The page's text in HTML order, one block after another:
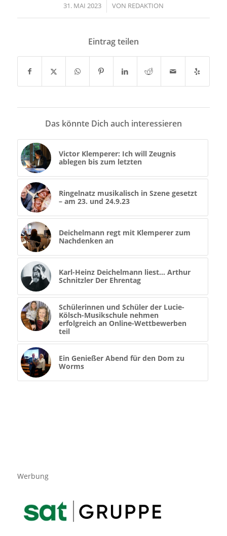
31. MAI 2023
/ VON REDAKTION
Eintrag teilen
Das könnte Dich auch interessieren
Victor Klemperer: Ich will Zeugnis
ablegen bis zum letzten
Ringelnatz musikalisch in Szene gesetzt
– am 23. und 24.9.23
Deichelmann regt mit Klemperer zum
Nachdenken an
Karl-Heinz Deichelmann liest… Arthur
Schnitzler Der Ehrentag
Schülerinnen und Schüler der Lucie-
Kölsch-Musikschule nehmen
erfolgreich an Online-Wettbewerben
teil
Ein Genießer Abend für den Dom zu
Worms
Werbung